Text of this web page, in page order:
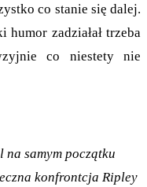
co stanie się dalej.
zadziałał trzeba
co niestety nie
na samym początku
konfrontcja Ripley